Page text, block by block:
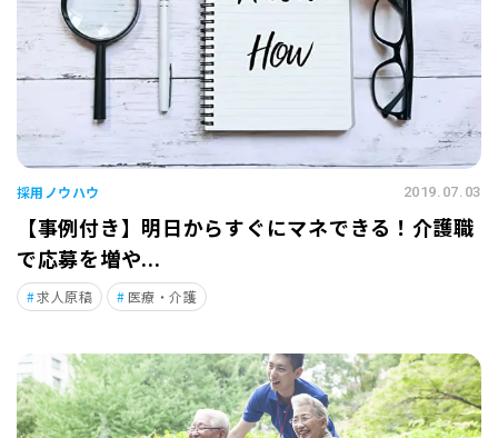
採用ノウハウ 2019.07.03
【事例付き】明日からすぐにマネできる！介護職
で応募を増や...
求人原稿 医療・介護